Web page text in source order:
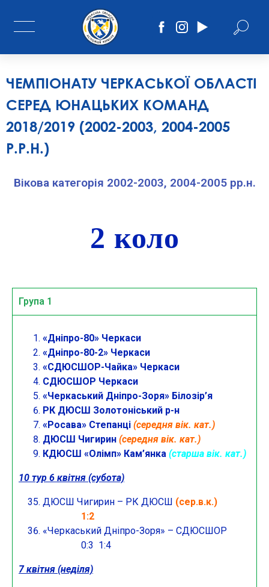
ЧЕМПІОНАТУ ЧЕРКАСЬКОЇ ОБЛАСТІ
СЕРЕД ЮНАЦЬКИХ КОМАНД
2018/2019 (2002-2003, 2004-2005
Р.Р.Н.)
Вікова категорія 2002-2003, 2004-2005 рр.н.
2 коло
Група 1
«Дніпро-80» Черкаси
«Дніпро-80-2» Черкаси
«СДЮСШОР-Чайка» Черкаси
СДЮСШОР Черкаси
«Черкаський Дніпро-Зоря» Білозір’я
РК ДЮСШ Золотоніський р-н
«Росава» Степанці (середня вік. кат.)
ДЮСШ Чигирин (середня вік. кат.)
КДЮСШ «Олімп» Кам’янка (старша вік. кат.)
10 тур 6 квітня (субота)
ДЮСШ Чигирин – РК ДЮСШ (сер.в.к.)
1:2
«Черкаський Дніпро-Зоря» – СДЮСШОР
0:3 1:4
7 квітня (неділя)